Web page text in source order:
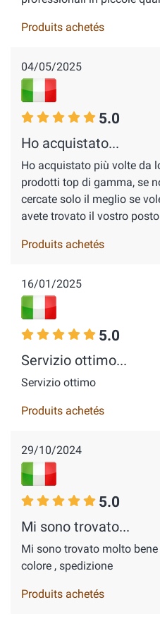
Produits achetés
04/05/2025
5.0
Ho acquistato...
Ho acquistato più volte da
prodotti top di gamma, se
cercate solo il meglio se
avete trovato il vostro
Produits achetés
16/01/2025
5.0
Servizio ottimo...
Servizio ottimo
Produits achetés
29/10/2024
5.0
Mi sono trovato...
Mi sono trovato molto
colore , spedizione
Produits achetés